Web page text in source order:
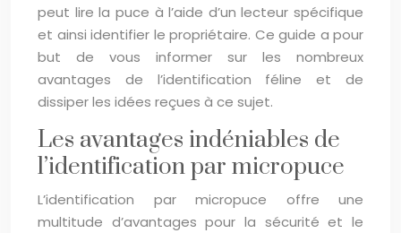
peut lire la puce à l’aide d’un lecteur spécifique
et ainsi identifier le propriétaire. Ce guide a pour
but de vous informer sur les nombreux
avantages de l’identification féline et de
dissiper les idées reçues à ce sujet.
Les avantages indéniables de
l’identification par micropuce
L’identification par micropuce offre une
multitude d’avantages pour la sécurité et le